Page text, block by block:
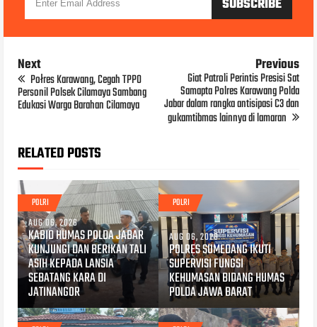
Next
Połres Karawang, Cegah TPPO
Personil Polsek Cilamaya Sambang
Edukasi Warga Barahan Cilamaya
Previous
Giat Patroli Perintis Presisi Sat
Samapta Polres Karawang Polda
Jabar dalam rangka antisipasi C3 dan
gukamtibmas lainnya di lamaran
RELATED POSTS
POLRI
AUG 06, 2026
KABID HUMAS POLDA JABAR
KUNJUNGI DAN BERIKAN TALI
ASIH KEPADA LANSIA
SEBATANG KARA DI
JATINANGOR
POLRI
AUG 06, 2026
POLRES SUMEDANG IKUTI
SUPERVISI FUNGSI
KEHUMASAN BIDANG HUMAS
POLDA JAWA BARAT